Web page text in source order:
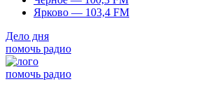
Ярково — 103,4 FM
Дело дня
помочь радио
помочь радио